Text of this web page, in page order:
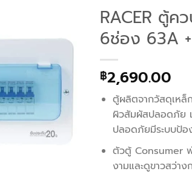
RACER ตู้ค
6ช่อง 63A
฿2,690.00
ตู้ผลิตจากวัสดุเห
ผิวสัมผัสปลอดภัย
ปลอดภัยมีระบบป้อ
ตัวตู้ Consumer พ่
งามและดูขาวสว่าง